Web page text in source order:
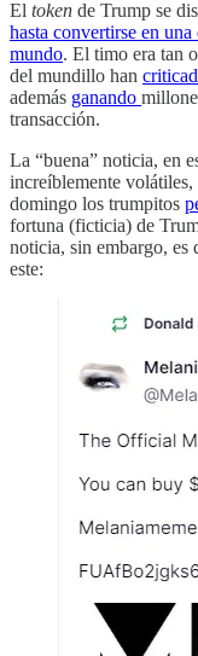
El token de Trump se
hasta convertirse en
mundo. El timo era tan
del mundillo han
además ganando
transacción.
La “buena” noticia, en
increíblemente
domingo los trumpitos
fortuna (ficticia) de
noticia, sin embargo, es
este: